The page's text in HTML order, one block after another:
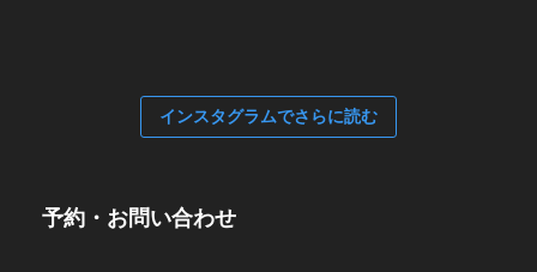
インスタグラムでさらに読む
予約・お問い合わせ